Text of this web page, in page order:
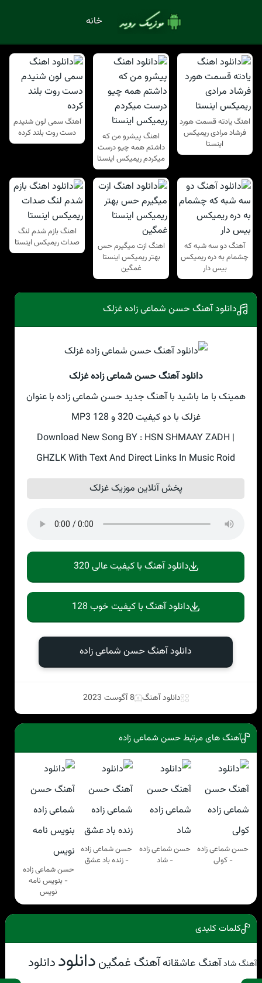
خانه
اهنگ یادته قسمت هورد
فرشاد مرادی ریمیکس
اینستا
اهنگ پیشرو من که
داشتم همه چیو درست
میکردم ریمیکس اینستا
اهنگ سمی لون شنیدم
دست روت بلند کرده
آهنگ دو سه شبه که
چشمام به دره ریمیکس
بیس دار
اهنگ ازت میگیرم حس
بهتر ریمیکس اینستا
غمگین
اهنگ بازم شدم لنگ
صدات ریمیکس اینستا
دانلود آهنگ حسن شماعی زاده غزلک
دانلود آهنگ حسن شماعی زاده غزلک
همینک با ما باشید با آهنگ جدید حسن شماعی زاده با عنوان
غزلک با دو کیفیت 320 و 128 MP3
Download New Song BY : HSN SHMAAY ZADH |
GHZLK With Text And Direct Links In Music Roid
پخش آنلاین موزیک غزلک
دانلود آهنگ با کیفیت عالی 320
دانلود آهنگ با کیفیت خوب 128
دانلود آهنگ حسن شماعی زاده
دانلود آهنگ 8 آگوست 2023
آهنگ های مرتبط حسن شماعی زاده
حسن شماعی زاده
- کولی
حسن شماعی زاده
- شاد
حسن شماعی زاده
- زنده باد عشق
حسن شماعی زاده
- بنویس نامه
نویس
کلمات کلیدی
آهنگ شادآهنگ عاشقانهآهنگ غمگیندانلوددانلود